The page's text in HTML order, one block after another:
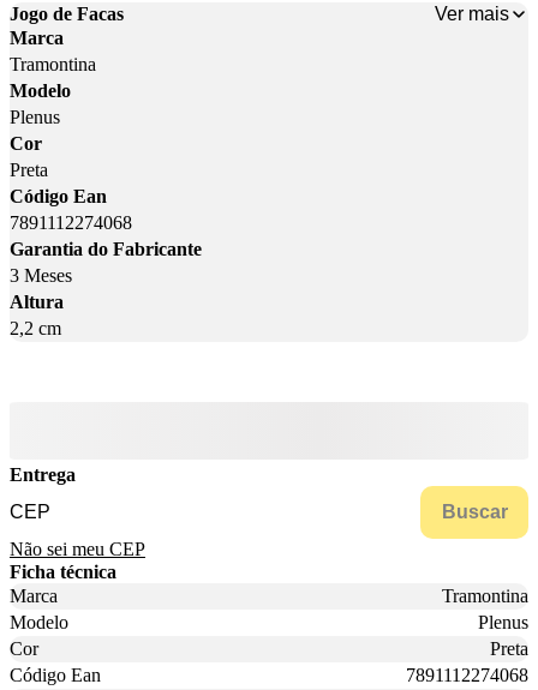
Jogo de Facas
Ver mais
Marca
Tramontina
Modelo
Plenus
Cor
Preta
Código Ean
7891112274068
Garantia do Fabricante
3 Meses
Altura
2,2 cm
Entrega
Buscar
Não sei meu CEP
Ficha técnica
Marca
Tramontina
Modelo
Plenus
Cor
Preta
Código Ean
7891112274068